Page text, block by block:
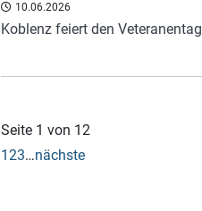
10.06.2026
Koblenz feiert den Veteranentag
Seite 1 von 12
123…nächste